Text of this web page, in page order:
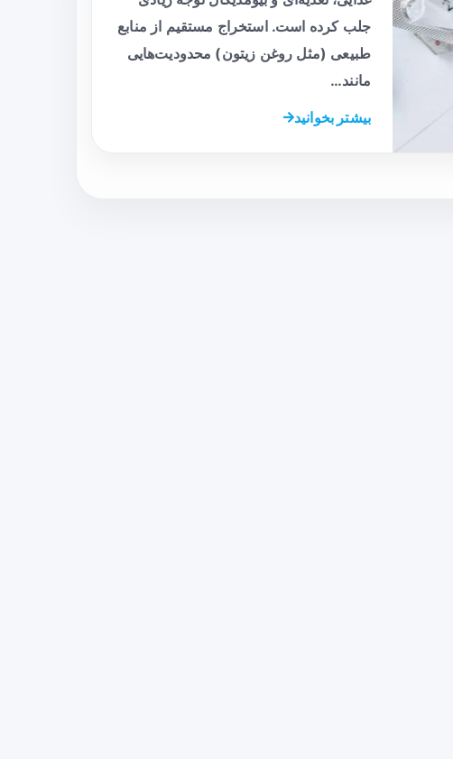
جلب کرده است. استخراج مستقیم از منابع
طبیعی (مثل روغن زیتون) محدودیت‌هایی
مانند…
بیشتر بخوانید